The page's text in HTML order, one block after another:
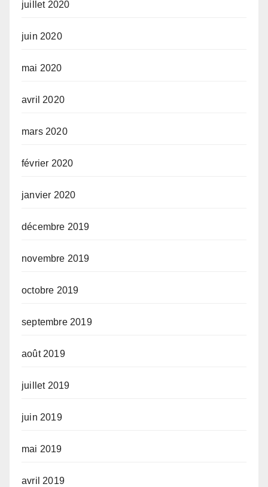
juillet 2020
juin 2020
mai 2020
avril 2020
mars 2020
février 2020
janvier 2020
décembre 2019
novembre 2019
octobre 2019
septembre 2019
août 2019
juillet 2019
juin 2019
mai 2019
avril 2019